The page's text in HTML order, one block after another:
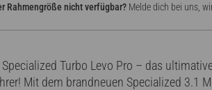
Rahmengröße nicht verfügbar? Melde dich bei uns,
Turbo Levo Pro – das
Mit dem brandneuen Specialized 3.1